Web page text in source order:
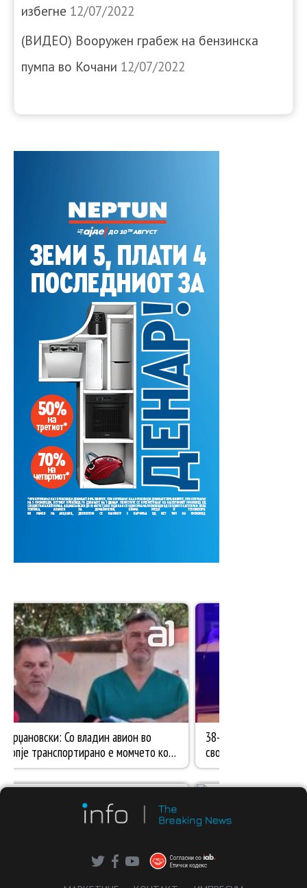
избегне 12/07/2022
(ВИДЕО) Вооружен грабеж на бензинска
пумпа во Кочани 12/07/2022